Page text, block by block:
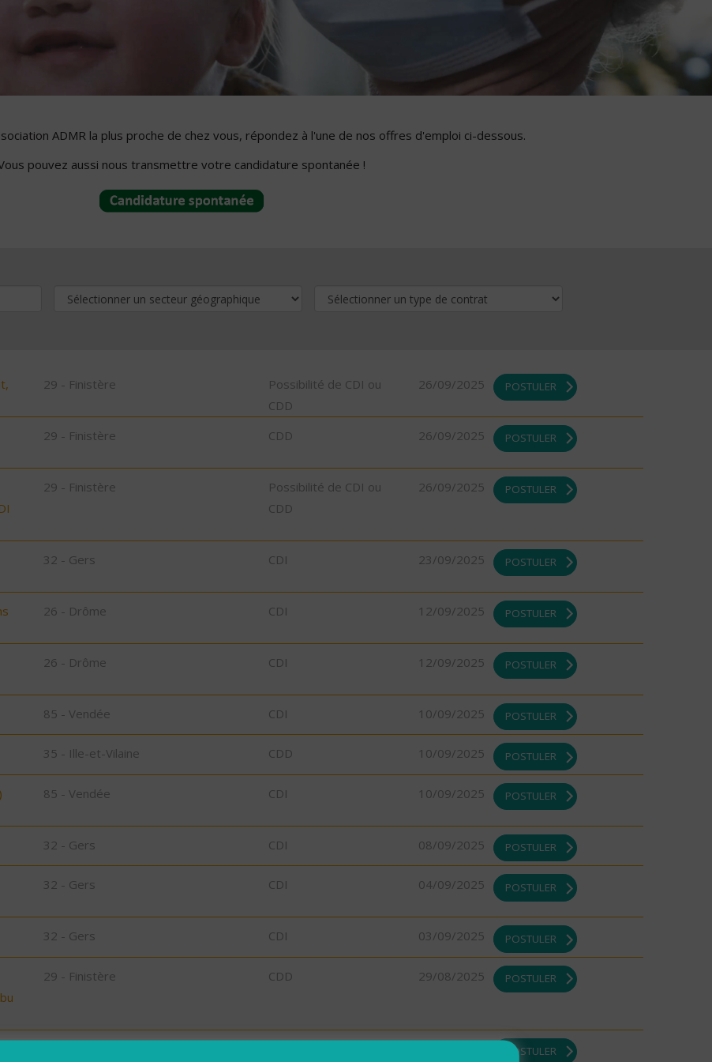
ADMR la plus proche de chez vous, répondez à l'une de nos offres d'emploi ci-dessous.
pouvez aussi nous transmettre votre candidature spontanée !
29 - Finistère
Possibilité de CDI ou
CDD
26/09/2025 POSTULER
29 - Finistère CDD 26/09/2025 POSTULER
29 - Finistère
Possibilité de CDI ou
CDD
26/09/2025 POSTULER
32 - Gers CDI 23/09/2025 POSTULER
26 - Drôme CDI 12/09/2025 POSTULER
26 - Drôme CDI 12/09/2025 POSTULER
85 - Vendée CDI 10/09/2025 POSTULER
35 - Ille-et-Vilaine CDD 10/09/2025 POSTULER
85 - Vendée CDI 10/09/2025 POSTULER
32 - Gers CDI 08/09/2025 POSTULER
32 - Gers CDI 04/09/2025 POSTULER
32 - Gers CDI 03/09/2025 POSTULER
29 - Finistère CDD 29/08/2025 POSTULER
POSTULER